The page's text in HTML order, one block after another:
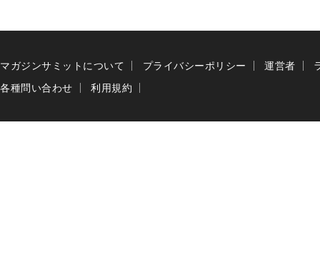
マガジンサミットについて プライバシーポリシー 運営者
各種問い合わせ
利用規約